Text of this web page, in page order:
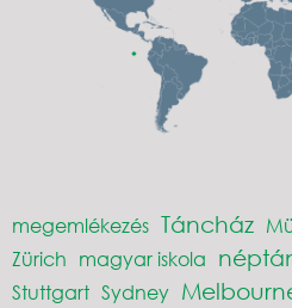
megemlékezés Táncház
Zürich magyar iskola
Stuttgart Sydney